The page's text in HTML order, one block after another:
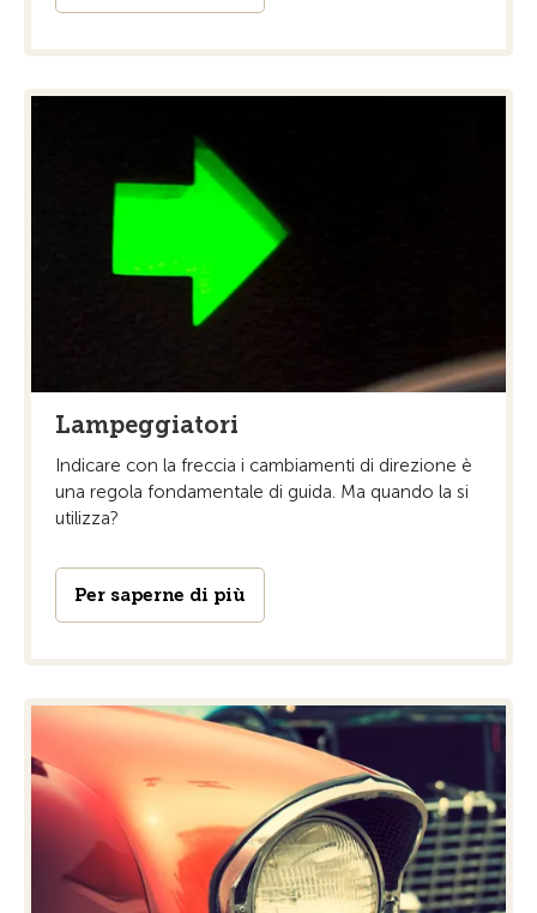
Lampeggiatori
Indicare con la freccia i cambiamenti di direzione è
una regola fondamentale di guida. Ma quando la si
utilizza?
Per saperne di più